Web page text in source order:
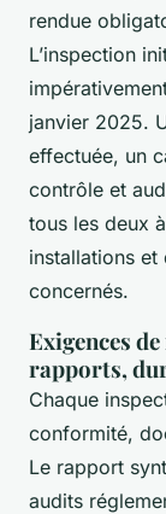
rendue
L’inspection
janvier 2025.
effectuée, un
contrôle et
tous les deux
installations et
concernés.
Exigences
rapports,
Chaque
conformité,
Le rapport
audits